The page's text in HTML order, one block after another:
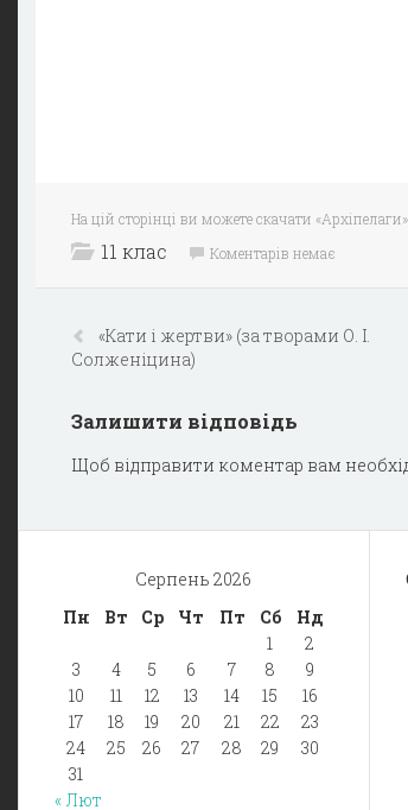
На цій сторінці ви можете скачати
11 клас Коментарів немає
«Кати і жертви» (за творами О. І.
Солженіцина)
Залишити відповідь
Щоб відправити коментар вам
Серпень 2026
Пн
Вт Ср Чт Пт Сб
Нд
1
2
3
4 5 6 7 8
9
10
11 12 13 14 15
16
17
18 19 20 21 22
23
24
25 26 27 28 29
30
31
« Лют